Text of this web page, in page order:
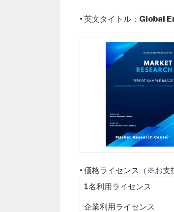
• 英文タイトル： Global
• 価格ライセンス（※お支
1名利用ライセンス
企業利用ライセンス